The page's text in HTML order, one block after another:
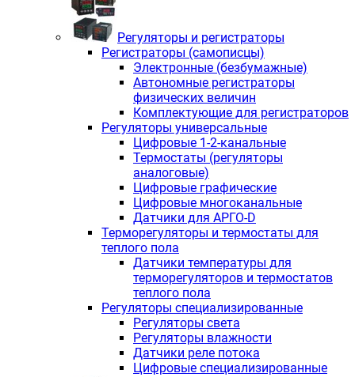
Регуляторы и регистраторы
Регистраторы (самописцы)
Электронные (безбумажные)
Автономные регистраторы
физических величин
Комплектующие для регистраторов
Регуляторы универсальные
Цифровые 1-2-канальные
Термостаты (регуляторы
аналоговые)
Цифровые графические
Цифровые многоканальные
Датчики для АРГО-D
Терморегуляторы и термостаты для
теплого пола
Датчики температуры для
терморегуляторов и термостатов
теплого пола
Регуляторы специализированные
Регуляторы света
Регуляторы влажности
Датчики реле потока
Цифровые специализированные